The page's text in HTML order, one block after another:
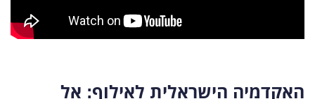
האקדמיה הישראלית לאילוף: אל